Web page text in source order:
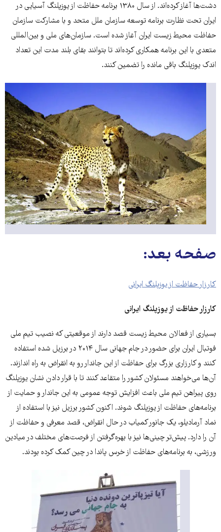
دشت‌ها آغاز کرده‌‌اند. از سال ۱۳۸۰ برنامه حفاظت از یوزپلنگ آسیایی در
ایران تحت نظارت برنامه توسعه سازمان ملل متحد و با مشارکت سازمان
حفاظت محیط زیست ایران آغاز شده است. سازمان‌های ملی و بین‌المللی
متعدی با این برنامه همکاری کرده‌اند تا بتوانند بقای بلند مدت این تعداد
اندک یوزپلنگ باقی مانده را تضمین کنند.
صفحه بعد:
کارزار حفاظت از یوزپلنگ ایرانی
کارزار حفاظت از یوزپلنگ ایرانی
بسیاری از فعالان محیط زیست قصد دارند از موقعیتی که نصیب تیم ملی
فوتبال ایران برای حضور در جام جهانی سال ۲۰۱۴ در برزیل شده استفاده
کنند و کارزاری بزرگ برای حفاظت از این جاندار رو به انقراض به راه اندازند.
آن‌‌ها می‌خواهند مسئولان کشور را متقاعد کنند تا با قرار دادن نشان یوزپلنگ
روی پیراهن تیم ملی باعث افزایش توجه عمومی به این جاندار و حمایت از
برنامه‌های حفاظت از یوزپلنگ شوند. اکنون کشور برزیل نیز با استفاده از
نماد آرمادیلو، یک جانور کمیاب در حال انقراض، قصد معرفی و حفاظت از
آن را دارد. پیش‌تر چینی‌‌ها نیز با بهره‌گرفتن از فرصت‌های مختلف در میادین
ورزشی، به برنامه‌های حفاظت از خرس پاندا در چین کمک کرده بودند.